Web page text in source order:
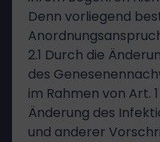
Denn vorliegend
2.1 Durch die
des
im Rahmen von Art.
Änderung des
und anderer